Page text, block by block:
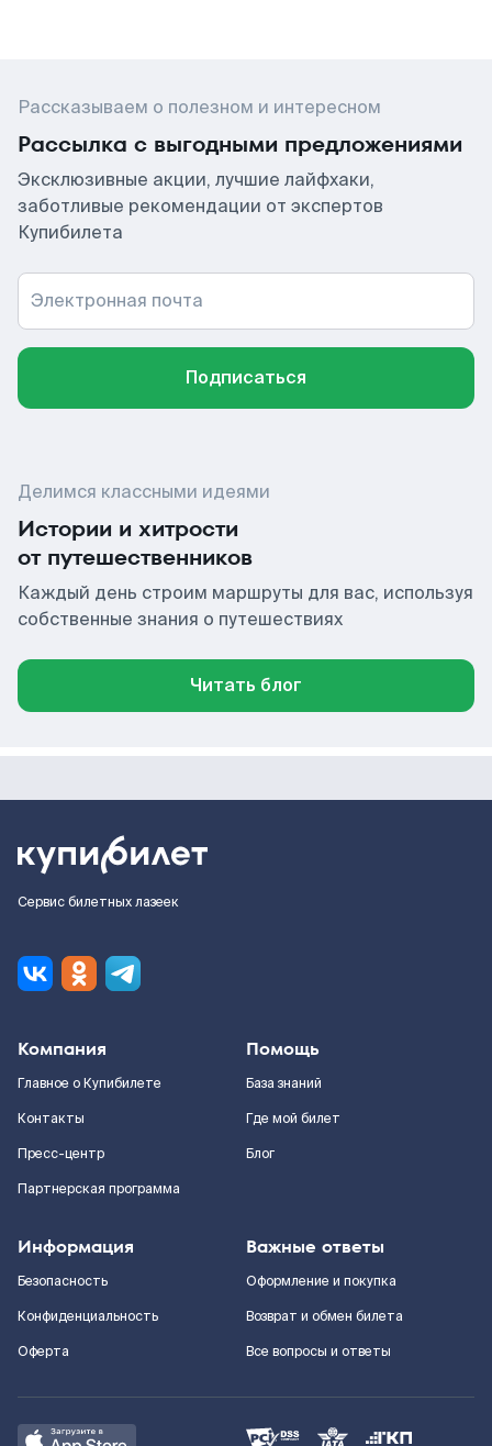
Рассказываем о полезном и интересном
Рассылка с выгодными предложениями
Эксклюзивные акции, лучшие лайфхаки,
заботливые рекомендации от экспертов
Купибилета
Электронная почта
Подписаться
Делимся классными идеями
Истории и хитрости
от путешественников
Каждый день строим маршруты для вас, используя
собственные знания о путешествиях
Читать блог
Сервис билетных лазеек
Компания
Главное о Купибилете
Контакты
Пресс-центр
Партнерская программа
Помощь
База знаний
Где мой билет
Блог
Информация
Безопасность
Конфиденциальность
Оферта
Важные ответы
Оформление и покупка
Возврат и обмен билета
Все вопросы и ответы